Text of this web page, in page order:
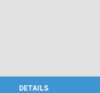
DETAILS